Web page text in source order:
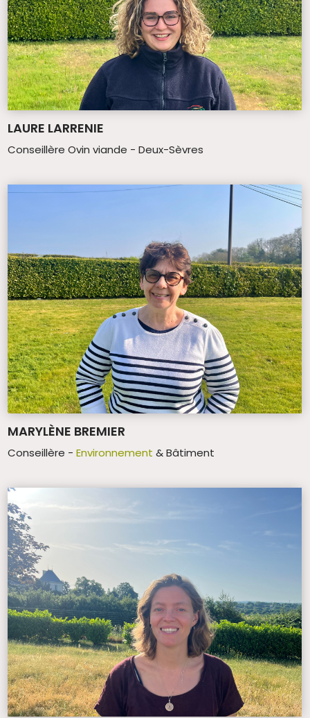
LAURE LARRENIE
Conseillère Ovin viande - Deux-Sèvres
MARYLÈNE BREMIER
Conseillère -Environnement & Bâtiment